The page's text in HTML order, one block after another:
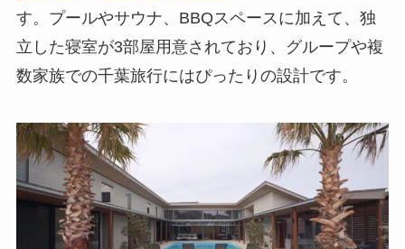
す。プールやサウナ、BBQスペースに加えて、独
立した寝室が3部屋用意されており、グループや複
数家族での千葉旅行にはぴったりの設計です。